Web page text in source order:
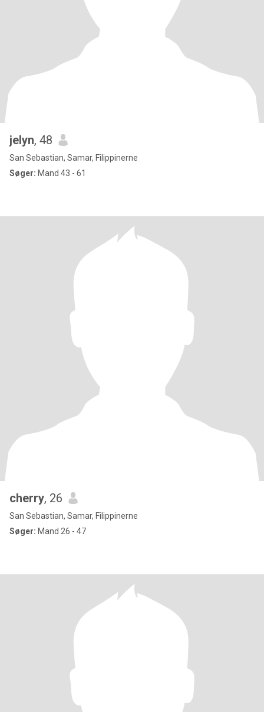
jelyn, 48
San Sebastian, Samar, Filippinerne
Søger: Mand 43 - 61
cherry, 26
San Sebastian, Samar, Filippinerne
Søger: Mand 26 - 47